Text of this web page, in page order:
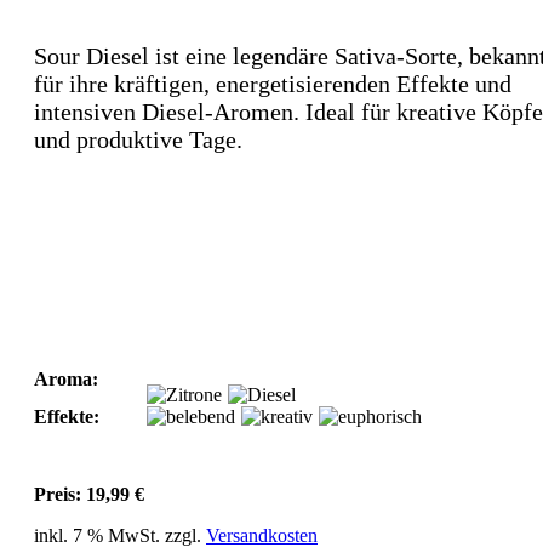
Sour Diesel ist eine legendäre Sativa-Sorte,
für ihre kräftigen, energetisierenden Effekte und
intensiven Diesel-Aromen. Ideal für kreative Köpfe
und produktive Tage.
Aroma:
Effekte:
Preis: 19,99 €
inkl. 7 % MwSt. zzgl. Versandkosten